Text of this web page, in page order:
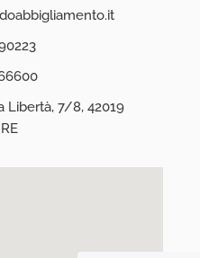
Libertà, 7/8, 42019